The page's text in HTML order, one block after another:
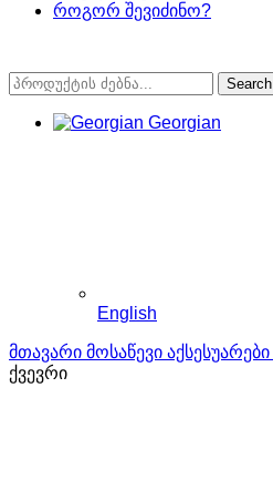
როგორ შევიძინო?
Search
Georgian
English
მთავარი მოსაწევი აქსესუარები
ქვევრი